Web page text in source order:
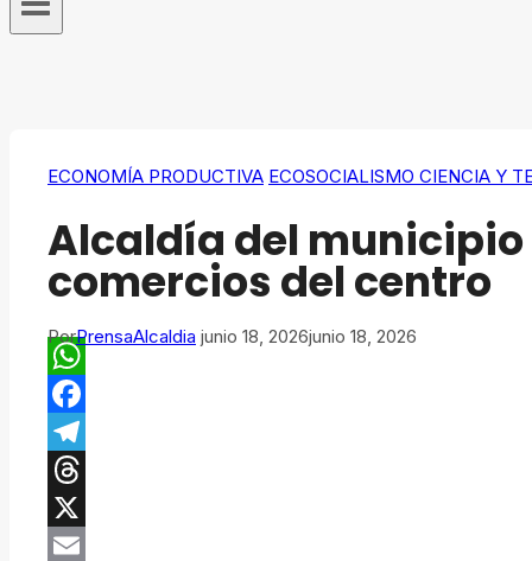
ECONOMÍA PRODUCTIVA ECOSOCIALISMO CIENCIA Y
Alcaldía del
comercios del centro
PorPrensaAlcaldia junio 18, 2026junio 18, 2026
WhatsApp
Facebook
Telegram
Threads
X